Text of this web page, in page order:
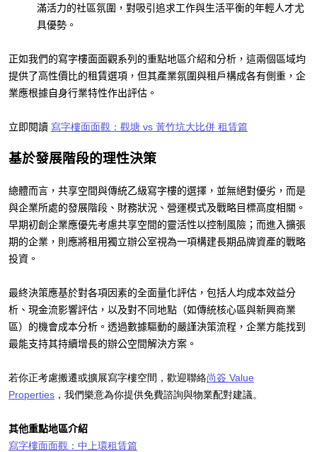
滿活力的社區氛圍，對吸引追求工作與生活平衡的年輕人才尤
具優勢。
正如我們的寫字樓面面觀系列的重點地區介紹和分析，這兩個區域均
提供了高性價比的租賃選項，但其產業氛圍與租戶構成各有側重，企
業應根據自身行業特性作出評估。
立即閱讀 寫字樓面面觀：觀塘 vs 黃竹坑大比併 租賃篇
基於發展階段的理性決策
總體而言，共享空間與傳統乙級寫字樓的選擇，並無絕對優劣，而是
與企業所處的發展階段、財務狀況、營運模式及戰略目標高度相關。
早期初創企業應優先考慮共享空間的靈活性以控制風險；而進入擴張
期的企業，則應將租用獨立辦公室視為一項構建長期品牌資產的戰略
投資。
最終決策應基於對各項因素的全面量化評估，包括人均成本效益分
析、現金流影響評估，以及對不同地點（如傳統核心區與新興商業
區）的機會成本分析。透過數據驅動的嚴謹決策流程，企業方能找到
最能支持其持續增長的辦公空間解決方案。
若你正考慮搬遷或擴展寫字樓空間，歡迎聯絡尚簽 Value
Properties ，我們樂意為你提供免費諮詢與物業配對建議。
其他重點地區介紹
寫字樓面面觀：中上環租賃篇